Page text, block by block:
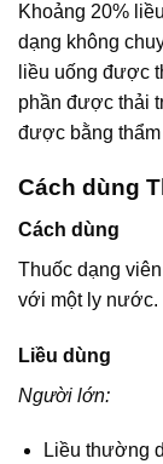
Khoảng 20%
dạng không
liều uống được
phần được thải
được bằng thẩm
Cách dùng
Cách dùng
Thuốc dạng
với một ly nước.
Liều dùng
Người lớn:
Liều thường